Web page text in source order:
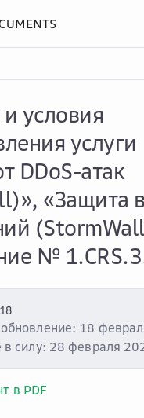
условия
услуги
DDoS-атак
«Защита
№
18
в силу: 28 февраля
в PDF